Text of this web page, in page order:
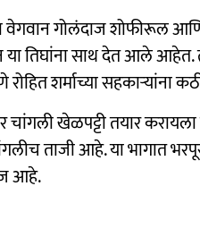
वेगवान गोलंदाज शोफीरूल
तिघांना साथ देत आले आहेत.
शर्माच्या सहकाऱ्‍यांना
चांगली खेळपट्टी तयार
ताजी आहे. या भागात
आहे.